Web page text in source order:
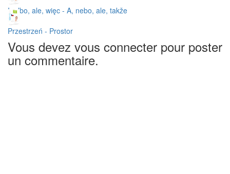
I, albo, ale, więc - A, nebo, ale, takže
Przestrzeń - Prostor
Vous devez vous connecter pour poster
un commentaire.